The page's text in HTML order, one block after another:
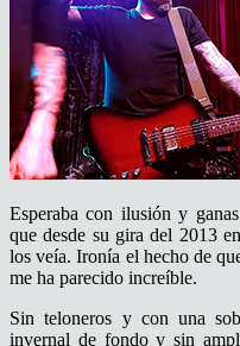
Esperaba con ilusión y
que desde su gira del 2013
los veía. Ironía el hecho de
me ha parecido increíble.
Sin teloneros y con una
invernal de fondo y sin